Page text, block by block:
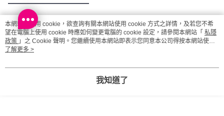
熱門標籤
熱銷排行
本網站中使用 cookie，欲查詢有關本網站使用 cookie 方式之詳情，及若您不希
望在電腦上使用 cookie 時應如何變更電腦的 cookie 設定，請參閱本網站「 私隱
政策 」之 Cookie 聲明。您繼續使用本網站即表示您同意本公司得按本網站使用
條款之 Cookie 聲明使用 cookie。
了解更多 >
我知道了